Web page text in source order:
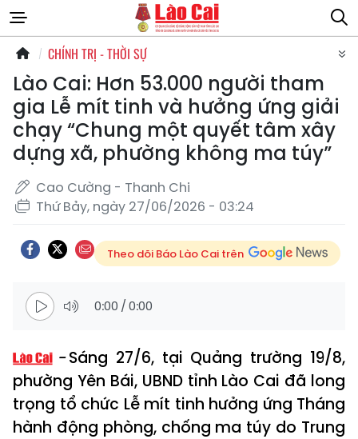
CHÍNH TRỊ - THỜI SỰ
Lào Cai: Hơn 53.000 người tham
gia Lễ mít tinh và hưởng ứng giải
chạy “Chung một quyết tâm xây
dựng xã, phường không ma túy”
Cao Cường - Thanh Chi
Thứ Bảy, ngày 27/06/2026 - 03:24
Theo dõi Báo Lào Cai trên
0:00 /0:00
Sáng 27/6, tại Quảng trường 19/8,
phường Yên Bái, UBND tỉnh Lào Cai đã long
trọng tổ chức Lễ mít tinh hưởng ứng Tháng
hành động phòng, chống ma túy do Trung